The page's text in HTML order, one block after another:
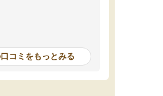
コミをもっとみる